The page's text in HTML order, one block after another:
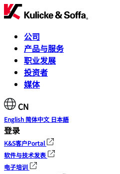
公司
产品与服务
职业发展
投资者
媒体
CN
English简体中文 日本語
登录
K&S客户Portal
软件与技术发表
电子培训